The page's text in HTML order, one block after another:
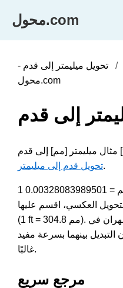
محول.com
تحويل ميليمتر إلى قدم -
محول.com
إلى قدم
تحويل قدم إلى ميليمتر.
1 مم = 0.00328083989501 ft. لتحويل ميليمتر إلى قدم، اضرب
0.00328083989501؛ وللتحويل العكسي، اقسم عليها
(1 ft = 304.8 مم). تقيس كلتا الوحدتين الطول وتظهران في
التبديل بينهما بسرعة مفيد
غالبًا.
مرجع سريع